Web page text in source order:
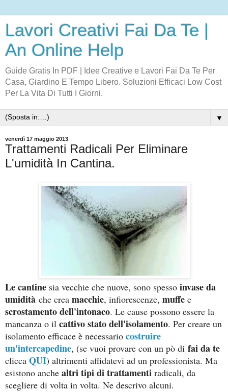
Lavori Creativi Fai Da Te |
An Online Help
Guide Gratis In PDF | Idee Creative e Lavori Fai Da Te Per
Casa, Giardino E Tempo Libero. Soluzioni Efficaci Low Cost
Per La Vita Di Tutti I Giorni.
▼
venerdì 17 maggio 2013
Trattamenti Radicali Per Eliminare
L'umidità In Cantina.
Le cantine sia vecchie che nuove, sono spesso invase da
umidità che crea macchie, infiorescenze, muffe e
scrostamento dell'intonaco. Le cause possono essere la
mancanza o il cattivo stato dell'isolamento. Per creare un
isolamento efficace è necessario costruire
un'intercapedine, (se vuoi provare con un pò di fai da te
clicca QUI) altrimenti affidatevi ad un professionista. Ma
esistono anche altri tipi di trattamenti radicali, da
scegliere di volta in volta. Ne descrivo alcuni.